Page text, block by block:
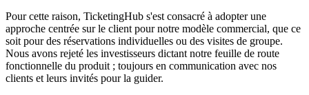
Pour cette raison, TicketingHub s'est consacré à adopter une
approche centrée sur le client pour notre modèle commercial, que ce
soit pour des réservations individuelles ou des visites de groupe.
Nous avons rejeté les investisseurs dictant notre feuille de route
fonctionnelle du produit ; toujours en communication avec nos
clients et leurs invités pour la guider.